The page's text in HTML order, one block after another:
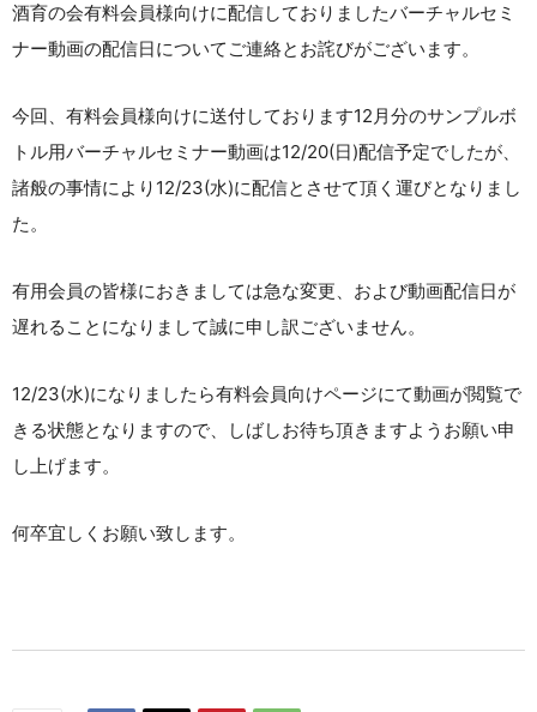
酒育の会有料会員様向けに配信しておりましたバーチャルセミ
ナー動画の配信日についてご連絡とお詫びがございます。
今回、有料会員様向けに送付しております12月分のサンプルボ
トル用バーチャルセミナー動画は12/20(日)配信予定でしたが、
諸般の事情により12/23(水)に配信とさせて頂く運びとなりまし
た。
有用会員の皆様におきましては急な変更、および動画配信日が
遅れることになりまして誠に申し訳ございません。
12/23(水)になりましたら有料会員向けページにて動画が閲覧で
きる状態となりますので、しばしお待ち頂きますようお願い申
し上げます。
何卒宜しくお願い致します。